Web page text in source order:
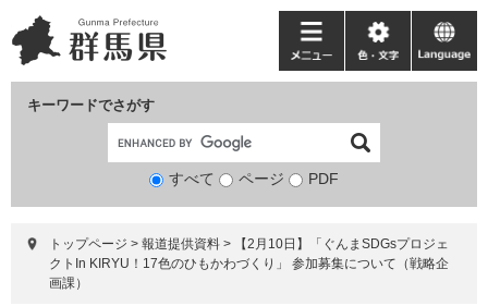
ー
ジ
ニ
ュ
て
キーワードでさがす
検
象
すべて ページ PDF
メ
ニ
ー
色・
文
language
トップページ > 報道提供資料 >
【2月10日】「ぐんまSDGsプロジェ
クトIn KIRYU！17色のひもかわづくり」 参加募集について（戦略企
画課）